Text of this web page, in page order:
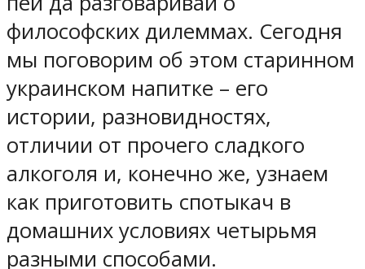
философских дилеммах. Сегодня
мы поговорим об этом старинном
украинском напитке – его
истории, разновидностях,
отличии от прочего сладкого
алкоголя и, конечно же, узнаем
как приготовить спотыкач в
домашних условиях четырьмя
разными способами.